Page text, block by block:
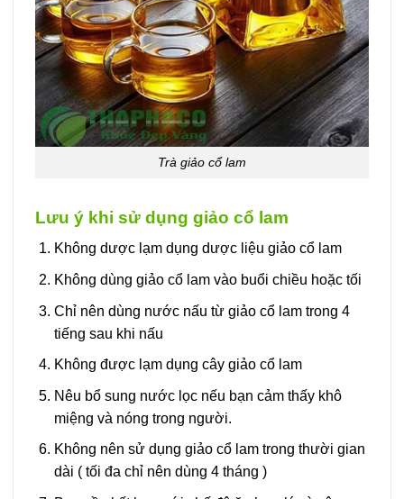
Trà giảo cổ lam
Lưu ý khi sử dụng giảo cổ lam
Không dược lạm dụng dược liệu giảo cổ lam
Không dùng giảo cổ lam vào buổi chiều hoặc tối
Chỉ nên dùng nước nấu từ giảo cổ lam trong 4
tiếng sau khi nấu
Không được lạm dụng cây giảo cổ lam
Nêu bổ sung nước lọc nếu bạn cảm thấy khô
miệng và nóng trong người.
Không nên sử dụng giảo cổ lam trong thười gian
dài ( tối đa chỉ nên dùng 4 tháng )